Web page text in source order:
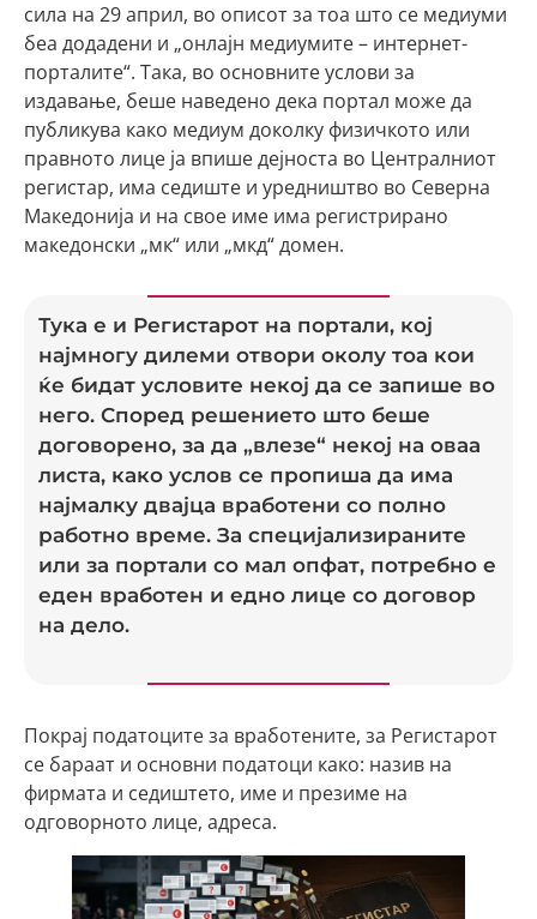
сила на 29 април, во описот за тоа што се медиуми
беа додадени и „онлајн медиумите – интернет-
порталите“. Така, во основните услови за
издавање, беше наведено дека портал може да
публикува како медиум доколку физичкото или
правното лице ја впише дејноста во Централниот
регистар, има седиште и уредништво во Северна
Македонија и на свое име има регистрирано
македонски „мк“ или „мкд“ домен.
Тука е и Регистарот на портали, кој
најмногу дилеми отвори околу тоа кои
ќе бидат условите некој да се запише во
него. Според решението што беше
договорено, за да „влезе“ некој на оваа
листа, како услов се пропиша да има
најмалку двајца вработени со полно
работно време. За специјализираните
или за портали со мал опфат, потребно е
еден вработен и едно лице со договор
на дело.
Покрај податоците за вработените, за Регистарот
се бараат и основни податоци како: назив на
фирмата и седиштето, име и презиме на
одговорното лице, адреса.